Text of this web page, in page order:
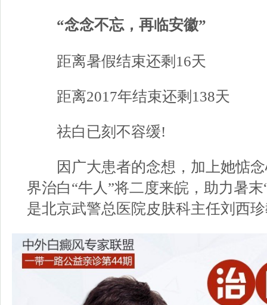
“念念不忘，再临安徽”
距离暑假结束还剩16天
距离2017年结束还剩138天
祛白已刻不容缓!
因广大患者的念想，加上她惦念
界治白“牛人”将二度来皖，助力暑
是北京武警总医院皮肤科主任刘